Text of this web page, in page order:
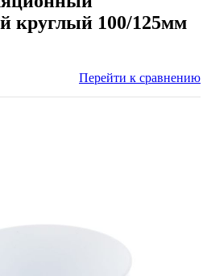
круглый 100/125мм
Перейти к сравнению